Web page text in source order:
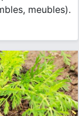
meubles).